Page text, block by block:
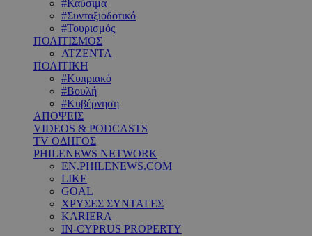
#Καύσιμα
#Συνταξιοδοτικό
#Τουρισμός
ΠΟΛΙΤΙΣΜΟΣ
ΑΤΖΕΝΤΑ
ΠΟΛΙΤΙΚΗ
#Κυπριακό
#Βουλή
#Κυβέρνηση
ΑΠΟΨΕΙΣ
VIDEOS & PODCASTS
TV ΟΔΗΓΟΣ
PHILENEWS NETWORK
EN.PHILENEWS.COM
LIKE
GOAL
ΧΡΥΣΕΣ ΣΥΝΤΑΓΕΣ
KARIERA
IN-CYPRUS PROPERTY